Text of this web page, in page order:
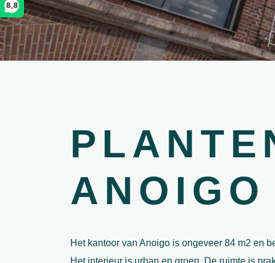
8,8
ANOIGO
Het kantoor van Anoigo is ongeveer 84 m2 en
Het interieur is urban en groen. De ruimte is